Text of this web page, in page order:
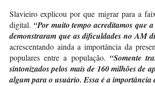
Slavieiro explicou por que migrar para a
digital. “Por muito tempo acreditamos que
demonstraram que as dificuldades no AM
acrescentando ainda a importância da
populares entre a população. “Somente
sintonizados pelos mais de 160 milhões de
algum para o usuário. Essa é a importância